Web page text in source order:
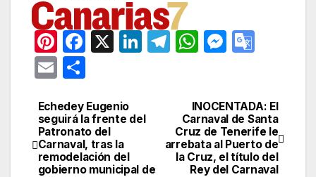
Pi
nt
er
e
st
F
e
b
o
X
Li
e
dI
T
gr
a
m
W
s
A
p
M
s
e
n
gl
e
Tr
E
ail m
p
ar
Navegación
de
INOCENTADA: El
Carnaval de Santa
Cruz de Tenerife le
arrebata al Puerto de
la Cruz, el título del
Rey del Carnaval
Echedey Eugenio
seguirá la frente del
Patronato del
Carnaval, tras la
remodelación del
gobierno municipal de